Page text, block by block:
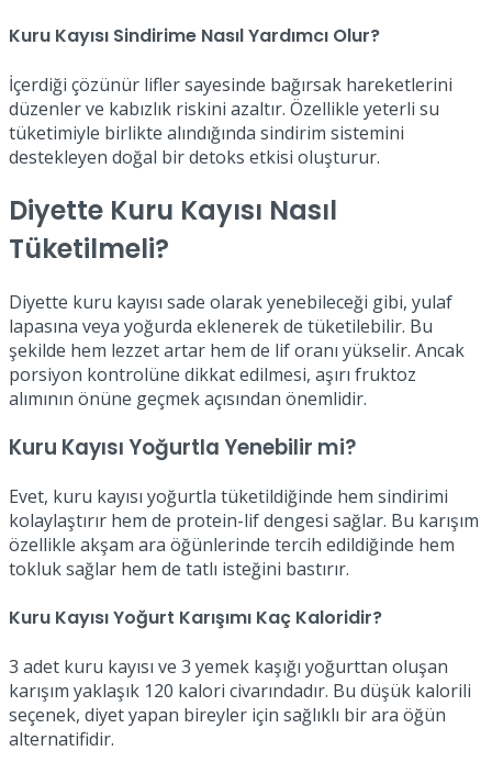
Kuru Kayısı Sindirime Nasıl Yardımcı Olur?
İçerdiği çözünür lifler sayesinde bağırsak hareketlerini
düzenler ve kabızlık riskini azaltır. Özellikle yeterli su
tüketimiyle birlikte alındığında sindirim sistemini
destekleyen doğal bir detoks etkisi oluşturur.
Diyette Kuru Kayısı Nasıl
Tüketilmeli?
Diyette kuru kayısı sade olarak yenebileceği gibi, yulaf
lapasına veya yoğurda eklenerek de tüketilebilir. Bu
şekilde hem lezzet artar hem de lif oranı yükselir. Ancak
porsiyon kontrolüne dikkat edilmesi, aşırı fruktoz
alımının önüne geçmek açısından önemlidir.
Kuru Kayısı Yoğurtla Yenebilir mi?
Evet, kuru kayısı yoğurtla tüketildiğinde hem sindirimi
kolaylaştırır hem de protein-lif dengesi sağlar. Bu karışım
özellikle akşam ara öğünlerinde tercih edildiğinde hem
tokluk sağlar hem de tatlı isteğini bastırır.
Kuru Kayısı Yoğurt Karışımı Kaç Kaloridir?
3 adet kuru kayısı ve 3 yemek kaşığı yoğurttan oluşan
karışım yaklaşık 120 kalori civarındadır. Bu düşük kalorili
seçenek, diyet yapan bireyler için sağlıklı bir ara öğün
alternatifidir.